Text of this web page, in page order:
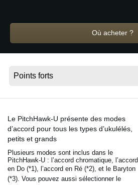
A propos de Korg
Où acheter ?
Le PitchHawk-U présente des modes
d’accord pour tous les types d’ukulélés,
petits et grands
Plusieurs modes sont inclus dans le
PitchHawk-U : l’accord chromatique, l’accord
en Do (*1), l’accord en Ré (*2), et le Baryton
(*3). Vous pouvez aussi sélectionner le